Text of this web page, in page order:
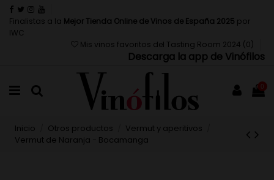
Finalistas a la Mejor Tienda Online de Vinos de España 2025 por
IWC
Mis vinos favoritos del Tasting Room 2024 (0 )
Descarga la app de Vinófilos
0
Inicio Otros productos
Vermut y aperitivos
Vermut de Naranja - Bocamanga